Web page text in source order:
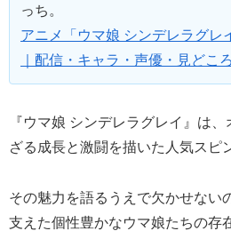
っち。
アニメ「ウマ娘 シンデレラグレ
｜配信・キャラ・声優・見どこ
『ウマ娘 シンデレラグレイ』は
ざる成長と激闘を描いた人気スピ
その魅力を語るうえで欠かせない
支えた個性豊かなウマ娘たちの存